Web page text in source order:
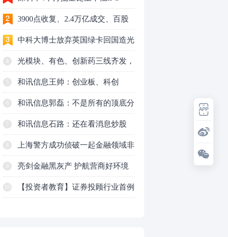
3900点收复、2.4万亿成交、百股
涨停！8月行情变了？
中科大博士放弃英国绿卡回国造光
量子芯片，要IPO了
4 光模块、有色、创新药三线齐发，
本周A股画风突变你跟上了吗？
5 和讯信息王帅：创业板、科创
50VS银行，底部区间与顶部区间
和讯信息郭磊：不是所有的顶底分
型都是顶底！
7 和讯信息石路：还在看消息炒股
吗？
上海警方成功侦破一起金融领域非
法代理维权敲诈勒索案件
9 亮剑金融黑灰产 护航营商好环境
——上海普陀严打“代理维权”敲诈
【投资者教育】证券投顾行业首例